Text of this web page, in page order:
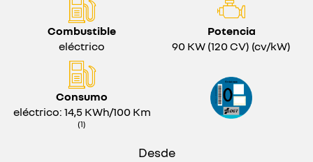
Combustible
eléctrico
Potencia
90 KW (120 CV) (cv/kW)
Consumo
eléctrico: 14,5 KWh/100 Km
(1)
Desde